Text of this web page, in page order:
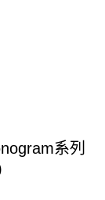
系列